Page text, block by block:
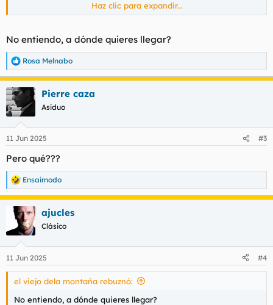
Ellas ls pasará también??
Te enamoras pero sabes que en el fondo salvo lotería de que
una chica así quiera dejar su trabajo e irse contigo(Algo que
sólo ocurrirá de cada 1000 chicas)
Mezclar lo bien que te hacen sentir sabiendo que luego se
tienen que comer al rato más pollas ufff
Ojalá triunfen en la vida
Ls deseo lo mejor....
Es difícil asumir que gracias a qué se dedican durante un
tiempo a masajistas eróticas podemos disfrutar de ellas
pero a la vez es duro ver que tienen que comer pollas siendo
chicas encantadoras
que se merecen lo mejor en sus vidas
Es una dualidad difícil de asimilar..
Pero ganan mucho dinero y lo hacen de una forma muy
educadas y honradas mi aplausooooo
Aunque los socialistas quieren prohibir éstos masajes creo que
se debería de legalizar y Cobrar su paro y pagar su seguridad
social
Haz clic para expandir...
No entiendo, a dónde quieres llegar?
R
e
a
c
c
i
e
:
Rosa Melnabo
Pierre caza
Asiduo
11 Jun 2025 #3
Pero qué???
R
e
a
c
i
e
s
Ensaimodo
ajucles
Clásico
11 Jun 2025 #4
el viejo dela montaña rebuznó:
No entiendo, a dónde quieres llegar?